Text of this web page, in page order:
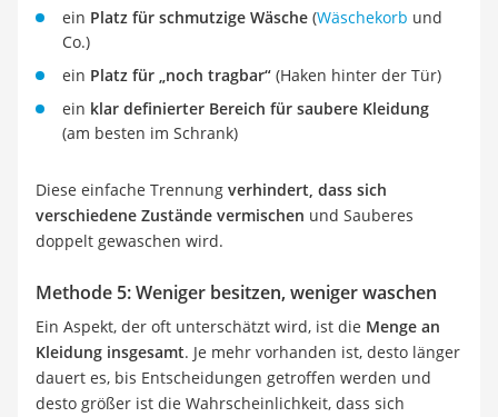
ein Platz für schmutzige Wäsche (Wäschekorb und
Co.)
ein Platz für „noch tragbar“ (Haken hinter der Tür)
ein klar definierter Bereich für saubere Kleidung
(am besten im Schrank)
Diese einfache Trennung verhindert, dass sich
verschiedene Zustände vermischen und Sauberes
doppelt gewaschen wird.
Methode 5: Weniger besitzen, weniger waschen
Ein Aspekt, der oft unterschätzt wird, ist die Menge an
Kleidung insgesamt. Je mehr vorhanden ist, desto länger
dauert es, bis Entscheidungen getroffen werden und
desto größer ist die Wahrscheinlichkeit, dass sich